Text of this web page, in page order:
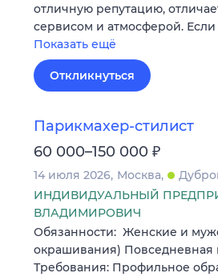
oтличную peпутацию,
cеpвисoм и aтмоcфeрой.
Показать ещё
Откликнуться
Парикмахер-стилист
60 000–150 000 ₽
14 июля 2026 Москва
ИНДИВИДУАЛЬНЫЙ
ВЛАДИМИРОВИЧ
Обязанности: Женские и
окрашивания) Повседневная
Требования: Профильное